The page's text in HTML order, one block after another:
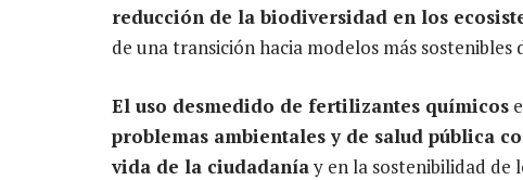
reducción de la biodiversidad en los
de una transición hacia modelos más sostenibles
El uso desmedido de fertilizantes químicos
problemas ambientales y de salud pública
vida de la ciudadaníay en la sostenibilidad de